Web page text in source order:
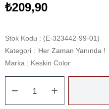
₺209,90
Stok Kodu
(E-323442-99-01)
Kategori : Her Zaman Yanında !
Marka : Keskin Color